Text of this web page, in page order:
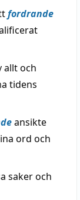
fordrande
allt och
tidens
ansikte
ord och
saker och